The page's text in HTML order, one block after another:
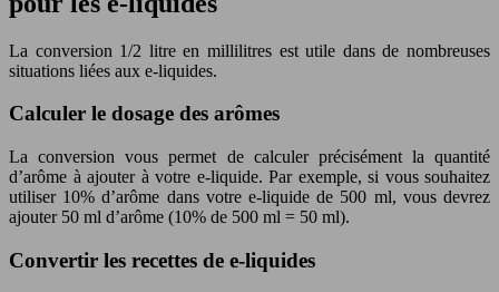
La conversion 1/2 litre en millilitres est utile dans de nombreuses
situations liées aux e-liquides.
Calculer le dosage des arômes
La conversion vous permet de calculer précisément la quantité
d’arôme à ajouter à votre e-liquide. Par exemple, si vous souhaitez
utiliser 10% d’arôme dans votre e-liquide de 500 ml, vous devrez
ajouter 50 ml d’arôme (10% de 500 ml = 50 ml).
Convertir les recettes de e-liquides